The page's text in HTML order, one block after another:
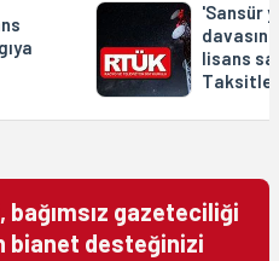
'Sansür
lisans
Taksitle
bağımsız gazeteciliği
bianet desteğinizi